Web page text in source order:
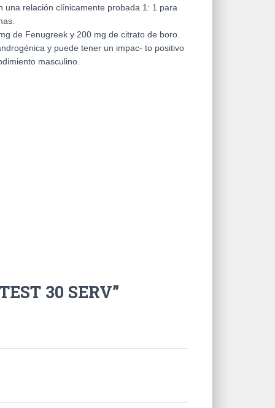
una relación clínicamente probada 1: 1 para
de Fenugreek y 200 mg de citrato de boro.
y puede tener un impac- to positivo
masculino.
30 SERV”